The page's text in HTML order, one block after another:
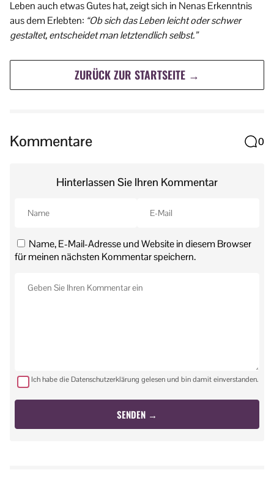
Leben auch etwas Gutes hat, zeigt sich in Nenas Erkenntnis
aus dem Erlebten: “Ob sich das Leben leicht oder schwer
gestaltet, entscheidet man letztendlich selbst.”
ZURÜCK ZUR STARTSEITE →
Kommentare 0
Hinterlassen Sie Ihren Kommentar
Name, E-Mail-Adresse und Website in diesem Browser
für meinen nächsten Kommentar speichern.
Ich habe die Datenschutzerklärung gelesen und bin damit einverstanden.